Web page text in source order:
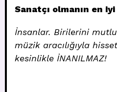
Sanatçı olmanın en
İnsanlar. Birilerini
müzik aracılığıyla
kesinlikle İNANILMAZ!